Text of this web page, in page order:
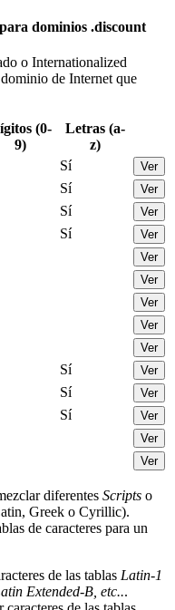
dominios .discount
o Internationalized
de Internet que
(0-
9)
Letras (a-
z)
Sí Ver
Sí Ver
Sí Ver
Sí Ver
Ver
Ver
Ver
Ver
Ver
Sí Ver
Sí Ver
Sí Ver
Ver
Ver
diferentes Scripts o
Greek o Cyrillic).
de caracteres para un
de las tablas Latin-1
Extended-B, etc...